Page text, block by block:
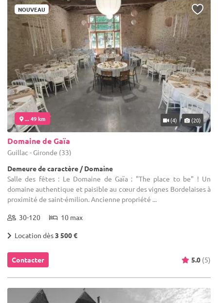
NOUVEAU
... 49 km (4) (20)
Domaine de Gaïa
Guillac - Gironde (33)
Demeure de caractère / Domaine
Salle des fêtes : Le Domaine de Gaïa : "The place to be" ! Un
domaine authentique et paisible au cœur des vignes Bordelaises à
proximité de saint-émilion. Ancienne propriété ...
30-120 10 max
Location dès3 500 €
Contacter 5.0 (5)